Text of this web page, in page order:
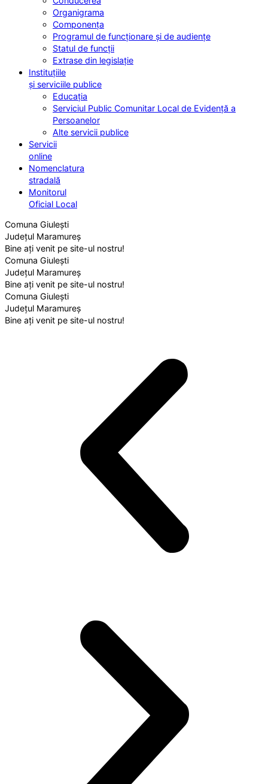
Organigrama
Componența
Programul de funcționare și de audiențe
Statul de funcții
Extrase din legislație
Instituțiile
și serviciile publice
Educația
Serviciul Public Comunitar Local de Evidență a
Persoanelor
Alte servicii publice
Servicii
online
Nomenclatura
stradală
Monitorul
Oficial Local
Comuna Giulești
Județul Maramureș
Bine ați venit pe site-ul nostru!
Comuna Giulești
Județul Maramureș
Bine ați venit pe site-ul nostru!
Comuna Giulești
Județul Maramureș
Bine ați venit pe site-ul nostru!